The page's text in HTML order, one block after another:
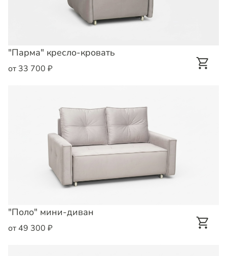
"Парма" кресло-кровать
от 33 700 ₽
"Поло" мини-диван
от 49 300 ₽